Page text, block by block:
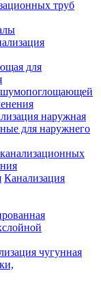
труб
для
наружная
для наружнего
Канализация
чугунная